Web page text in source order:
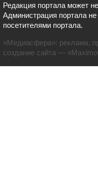
Редакция портала может
Администрация портала
посетителями портала.
«Медиасфера»: реклама,
создание сайта —